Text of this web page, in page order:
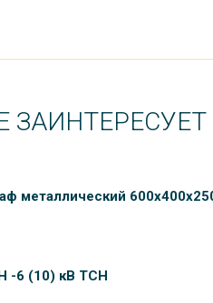
ЗАИНТЕРЕСУЕТ
металлический
-6 (10) кВ ТСН